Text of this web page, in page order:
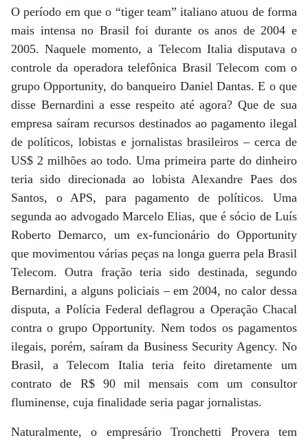
O período em que o “tiger team” italiano atuou de forma
mais intensa no Brasil foi durante os anos de 2004 e
2005. Naquele momento, a Telecom Italia disputava o
controle da operadora telefônica Brasil Telecom com o
grupo Opportunity, do banqueiro Daniel Dantas. E o que
disse Bernardini a esse respeito até agora? Que de sua
empresa saíram recursos destinados ao pagamento ilegal
de políticos, lobistas e jornalistas brasileiros – cerca de
US$ 2 milhões ao todo. Uma primeira parte do dinheiro
teria sido direcionada ao lobista Alexandre Paes dos
Santos, o APS, para pagamento de políticos. Uma
segunda ao advogado Marcelo Elias, que é sócio de Luís
Roberto Demarco, um ex-funcionário do Opportunity
que movimentou várias peças na longa guerra pela Brasil
Telecom. Outra fração teria sido destinada, segundo
Bernardini, a alguns policiais – em 2004, no calor dessa
disputa, a Polícia Federal deflagrou a Operação Chacal
contra o grupo Opportunity. Nem todos os pagamentos
ilegais, porém, saíram da Business Security Agency. No
Brasil, a Telecom Italia teria feito diretamente um
contrato de R$ 90 mil mensais com um consultor
fluminense, cuja finalidade seria pagar jornalistas.
Naturalmente, o empresário Tronchetti Provera tem